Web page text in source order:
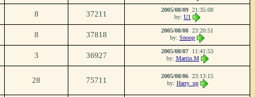
8 37211 2005/08/09 21:35:08
by: U1
8 37818 2005/08/08 23:20:51
by: Snoop
3 36927 2005/08/07 11:41:53
by: Martin.M
28 75711 2005/08/06 23:13:15
by: Harry_up